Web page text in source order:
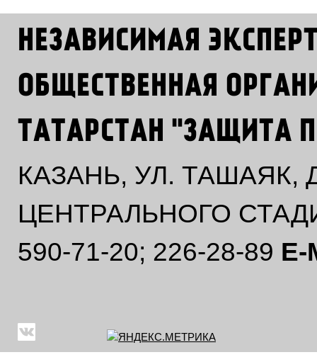
НЕЗАВИСИМАЯ
ОБЩЕСТВЕННАЯ
ТАТАРСТАН "ЗАЩИТА
КАЗАНЬ, УЛ. ТАШАЯК,
ЦЕНТРАЛЬНОГО
590-71-20; 226-28-89 E-